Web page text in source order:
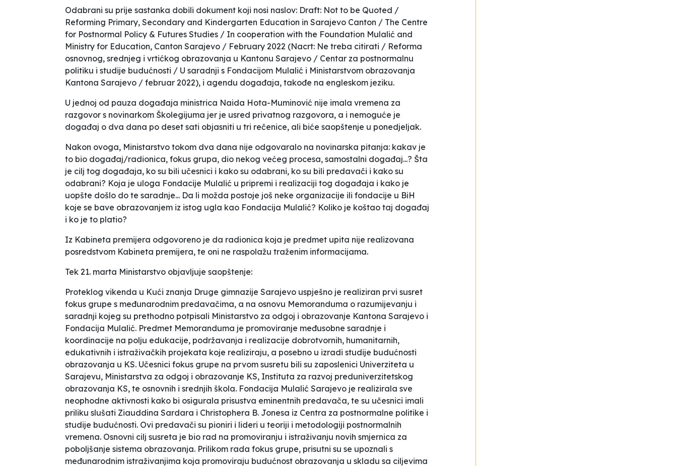
Odabrani su prije sastanka dobili dokument koji nosi naslov: Draft: Not to be Quoted /
Reforming Primary, Secondary and Kindergarten Education in Sarajevo Canton / The Centre
for Postnormal Policy & Futures Studies / In cooperation with the Foundation Mulalić and
Ministry for Education, Canton Sarajevo / February 2022 (Nacrt: Ne treba citirati / Reforma
osnovnog, srednjeg i vrtićkog obrazovanja u Kantonu Sarajevo / Centar za postnormalnu
politiku i studije budućnosti / U saradnji s Fondacijom Mulalić i Ministarstvom obrazovanja
Kantona Sarajevo / februar 2022), i agendu događaja, takođe na engleskom jeziku.
U jednoj od pauza događaja ministrica Naida Hota-Muminović nije imala vremena za
razgovor s novinarkom Školegijuma jer je usred privatnog razgovora, a i nemoguće je
događaj o dva dana po deset sati objasniti u tri rečenice, ali biće saopštenje u ponedjeljak.
Nakon ovoga, Ministarstvo tokom dva dana nije odgovaralo na novinarska pitanja: kakav je
to bio događaj/radionica, fokus grupa, dio nekog većeg procesa, samostalni događaj...? Šta
je cilj tog događaja, ko su bili učesnici i kako su odabrani, ko su bili predavači i kako su
odabrani? Koja je uloga Fondacije Mulalić u pripremi i realizaciji tog događaja i kako je
uopšte došlo do te saradnje... Da li možda postoje još neke organizacije ili fondacije u BiH
koje se bave obrazovanjem iz istog ugla kao Fondacija Mulalić? Koliko je koštao taj događaj
i ko je to platio?
Iz Kabineta premijera odgovoreno je da radionica koja je predmet upita nije realizovana
posredstvom Kabineta premijera, te oni ne raspolažu traženim informacijama.
Tek 21. marta Ministarstvo objavljuje saopštenje:
Proteklog vikenda u Kući znanja Druge gimnazije Sarajevo uspješno je realiziran prvi susret
fokus grupe s međunarodnim predavačima, a na osnovu Memoranduma o razumijevanju i
saradnji kojeg su prethodno potpisali Ministarstvo za odgoj i obrazovanje Kantona Sarajevo i
Fondacija Mulalić. Predmet Memoranduma je promoviranje međusobne saradnje i
koordinacije na polju edukacije, podržavanja i realizacije dobrotvornih, humanitarnih,
edukativnih i istraživačkih projekata koje realiziraju, a posebno u izradi studije budućnosti
obrazovanja u KS. Učesnici fokus grupe na prvom susretu bili su zaposlenici Univerziteta u
Sarajevu, Ministarstva za odgoj i obrazovanje KS, Instituta za razvoj preduniverzitetskog
obrazovanja KS, te osnovnih i srednjih škola. Fondacija Mulalić Sarajevo je realizirala sve
neophodne aktivnosti kako bi osigurala prisustva eminentnih predavača, te su učesnici imali
priliku slušati Ziauddina Sardara i Christophera B. Jonesa iz Centra za postnormalne politike i
studije budućnosti. Ovi predavači su pioniri i lideri u teoriji i metodologiji postnormalnih
vremena. Osnovni cilj susreta je bio rad na promoviranju i istraživanju novih smjernica za
poboljšanje sistema obrazovanja. Prilikom rada fokus grupe, prisutni su se upoznali s
međunarodnim istraživanjima koja promoviraju budućnost obrazovanja u skladu sa ciljevima